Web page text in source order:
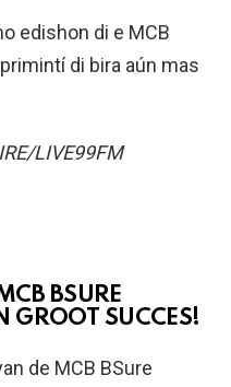
edishon di e MCB
di bira aún mas
LIVE99FM
BSURE
GROOT SUCCES!
de MCB BSure